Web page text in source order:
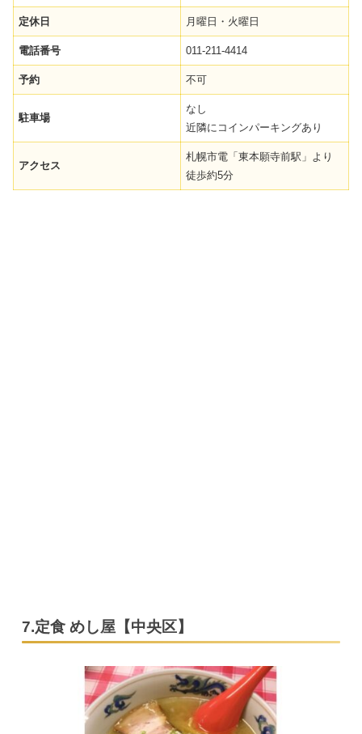
定休日 月曜日・火曜日
電話番号 011-211-4414
予約 不可
駐車場
なし
近隣にコインパーキングあり
アクセス
札幌市電「東本願寺前駅」より
徒歩約5分
7.定食 めし屋【中央区】